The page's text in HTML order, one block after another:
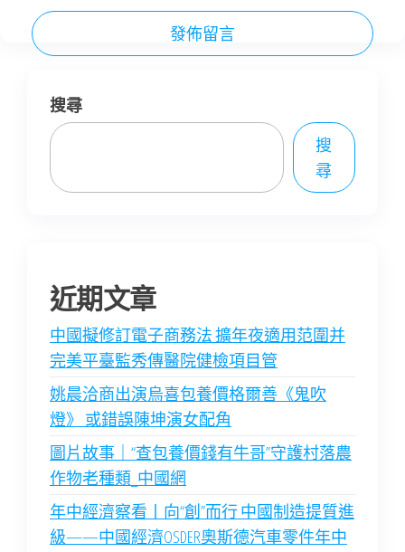
搜尋
搜
尋
近期文章
中國擬修訂電子商務法 擴年夜適用范圍并
完美平臺監秀傳醫院健檢項目管
姚晨洽商出演烏喜包養價格爾善《鬼吹
燈》 或錯誤陳坤演女配角
圖片故事｜“查包養價錢有牛哥”守護村落農
作物老種類_中國網
年中經濟察看丨向“創”而行 中國制造提質進
級——中國經濟OSDER奧斯德汽車零件年中